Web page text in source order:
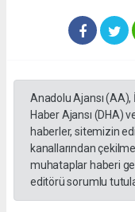
Anadolu Ajansı (AA),
Haber Ajansı (DHA)
haberler, sitemizin
kanallarından
muhataplar haberi
editörü sorumlu